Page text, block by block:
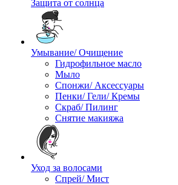
Защита от солнца
Умывание/ Очищение
Гидрофильное масло
Мыло
Спонжи/ Аксессуары
Пенки/ Гели/ Кремы
Скраб/ Пилинг
Снятие макияжа
Уход за волосами
Спрей/ Мист